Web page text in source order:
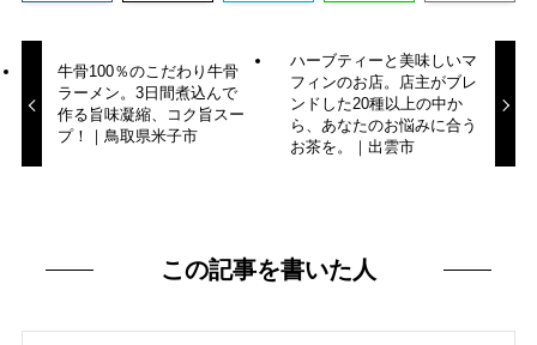
牛骨100％のこだわり牛骨
ラーメン。3日間煮込んで
作る旨味凝縮、コク旨スー
プ！｜鳥取県米子市
ハーブティーと美味しいマ
フィンのお店。店主がブレ
ンドした20種以上の中か
ら、あなたのお悩みに合う
お茶を。｜出雲市
この記事を書いた人